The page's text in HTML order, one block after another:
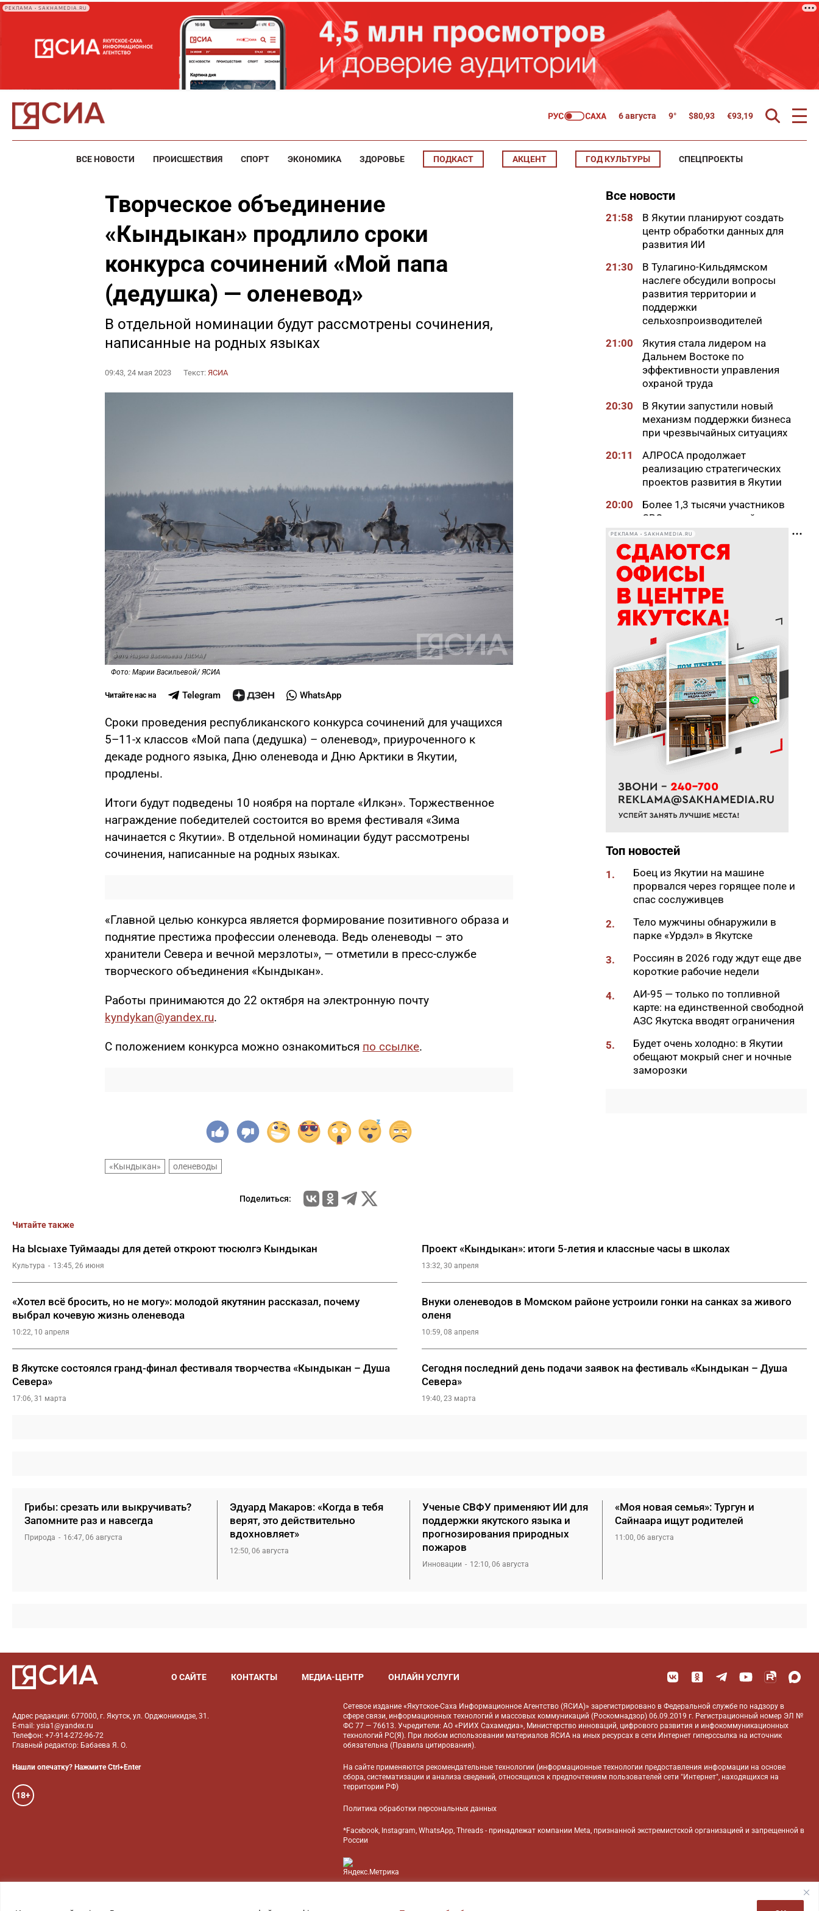
РЕКЛАМА • SAKHAMEDIA.RU
6 августа 9° $80,93 €93,19
ВСЕ НОВОСТИ ПРОИСШЕСТВИЯ СПОРТ ЭКОНОМИКА ЗДОРОВЬЕ ПОДКАСТ АКЦЕНТ ГОД КУЛЬТУРЫ СПЕЦПРОЕКТЫ
Творческое объединение
«Кындыкан» продлило сроки
конкурса сочинений «Мой папа
(дедушка) — оленевод»
В отдельной номинации будут рассмотрены сочинения,
написанные на родных языках
09:43, 24 мая 2023 Текст: ЯСИА
Фото: Марии Васильевой/ ЯСИА
Читайте нас на Telegram WhatsApp
Сроки проведения республиканского конкурса сочинений для учащихся
5–11-х классов «Мой папа (дедушка) – оленевод», приуроченного к
декаде родного языка, Дню оленевода и Дню Арктики в Якутии,
продлены.
Итоги будут подведены 10 ноября на портале «Илкэн». Торжественное
награждение победителей состоится во время фестиваля «Зима
начинается с Якутии». В отдельной номинации будут рассмотрены
сочинения, написанные на родных языках.
«Главной целью конкурса является формирование позитивного образа и
поднятие престижа профессии оленевода. Ведь оленеводы – это
хранители Севера и вечной мерзлоты», — отметили в пресс-службе
творческого объединения «Кындыкан».
Работы принимаются до 22 октября на электронную почту
kyndykan@yandex.ru.
С положением конкурса можно ознакомиться по ссылке.
«Кындыкан» оленеводы
Поделиться:
Все новости
21:58
В Якутии планируют создать
центр обработки данных для
развития ИИ
21:30
В Тулагино-Кильдямском
наслеге обсудили вопросы
развития территории и
поддержки
сельхозпроизводителей
21:00
Якутия стала лидером на
Дальнем Востоке по
эффективности управления
охраной труда
20:30
В Якутии запустили новый
механизм поддержки бизнеса
при чрезвычайных ситуациях
20:11
АЛРОСА продолжает
реализацию стратегических
проектов развития в Якутии
20:00
Более 1,3 тысячи участников
СВО и членов их семей
получили земельные участки
в Якутии
19:50
76% якутян заранее
предупреждают работодателя
об увольнении
19:25
Новый аэропорт в Мирном
планируется ввести в
эксплуатацию в 2027 году
19:00
В Якутии работает пилотный
проект «Маршрут заботы» для
пациентов после выписки
18:47
В Якутии стартовал
молодежный Суглан коренных
малочисленных народов
Севера
65% от годового плана сырого
молока
спецтехники в зоне СВО
18:22
В АЗС Южной Якутии ситуация
стабилизируется
игра от якутских
разработчиков
18:01
85-квартирный дом в
Октемцах сдадут в конце
августа
Минздрав Якутии: раннее
выявление гепатита С
позволяет предотвратить
осложнения
В Таттинском районе в село
транспортный комплекс
ДАЛЕЕ
РЕКЛАМА • SAKHAMEDIA.RU
Топ новостей
1.
Боец из Якутии на машине
прорвался через горящее поле и
спас сослуживцев
2.
Тело мужчины обнаружили в
парке «Урдэл» в Якутске
3.
Россиян в 2026 году ждут еще две
короткие рабочие недели
4.
АИ-95 — только по топливной
карте: на единственной свободной
АЗС Якутска вводят ограничения
5.
Будет очень холодно: в Якутии
обещают мокрый снег и ночные
заморозки
Читайте также
На Ысыахе Туймаады для детей откроют тюсюлгэ Кындыкан
Культура 13:45, 26 июня
Проект «Кындыкан»: итоги 5-летия и классные часы в школах
13:32, 30 апреля
«Хотел всё бросить, но не могу»: молодой якутянин рассказал, почему
выбрал кочевую жизнь оленевода
10:22, 10 апреля
Внуки оленеводов в Момском районе устроили гонки на санках за живого
оленя
10:59, 08 апреля
В Якутске состоялся гранд-финал фестиваля творчества «Кындыкан – Душа
Севера»
17:06, 31 марта
Сегодня последний день подачи заявок на фестиваль «Кындыкан – Душа
Севера»
19:40, 23 марта
Грибы: срезать или выкручивать?
Запомните раз и навсегда
Природа 16:47, 06 августа
Эдуард Макаров: «Когда в тебя
верят, это действительно
вдохновляет»
12:50, 06 августа
Ученые СВФУ применяют ИИ для
поддержки якутского языка и
прогнозирования природных
пожаров
Инновации 12:10, 06 августа
«Моя новая семья»: Тургун и
Сайнаара ищут родителей
11:00, 06 августа
О САЙТЕ КОНТАКТЫ МЕДИА-ЦЕНТР ОНЛАЙН УСЛУГИ
Адрес редакции: 677000, г. Якутск, ул. Орджоникидзе, 31.
E-mail: ysia1@yandex.ru
Телефон: +7-914-272-96-72
Главный редактор: Бабаева Я. О.
Нашли опечатку? Нажмите Ctrl+Enter
18+
Сетевое издание «Якутское-Саха Информационное Агентство (ЯСИА)» зарегистрировано в Федеральной службе по надзору в
сфере связи, информационных технологий и массовых коммуникаций (Роскомнадзор) 06.09.2019 г. Регистрационный номер ЭЛ №
ФС 77 — 76613. Учредители: АО «РИИХ Сахамедиа», Министерство инноваций, цифрового развития и инфокоммуникационных
технологий РС(Я). При любом использовании материалов ЯСИА на иных ресурсах в сети Интернет гиперссылка на источник
обязательна (Правила цитирования).
На сайте применяютсярекомендательные технологии (информационные технологии предоставления информации на основе
сбора, систематизации и анализа сведений, относящихся к предпочтениям пользователей сети "Интернет", находящихся на
территории РФ)
Политика обработки персональных данных
*Facebook, Instagram, WhatsApp, Threads - принадлежат компании Meta, признанной экстремистской организацией и запрещенной в
России